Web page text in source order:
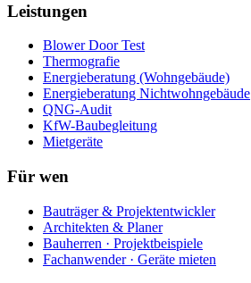
Leistungen
Blower Door Test
Thermografie
Energieberatung (Wohngebäude)
Energieberatung Nichtwohngebäude
QNG-Audit
KfW-Baubegleitung
Mietgeräte
Für wen
Bauträger & Projektentwickler
Architekten & Planer
Bauherren · Projektbeispiele
Fachanwender · Geräte mieten